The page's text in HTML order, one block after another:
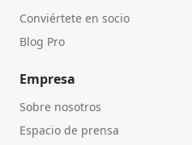
Conviértete en socio
Blog Pro
Empresa
Sobre nosotros
Espacio de prensa